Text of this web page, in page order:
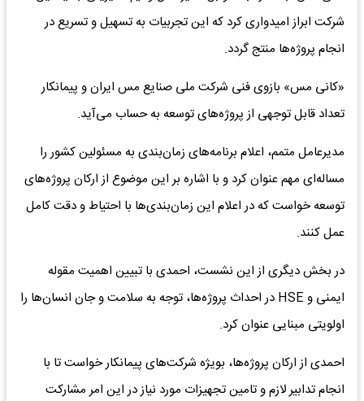
شرکت ابراز امیدواری کرد که این تجربیات به تسهیل و تسریع در
انجام پروژه‌ها منتج گردد.
«کانی مس» بازوی فنی شرکت ملی صنایع مس ایران و پیمانکار
تعداد قابل توجهی از پروژه‌های توسعه به حساب می‌آید.
مدیرعامل متمم، اعلام برنامه‌های زمان‌بندی به مسئولین کشور را
مساله‌ای مهم عنوان کرد و با اشاره بر این موضوع از ارکان پروژه‌های
توسعه خواست که در اعلام این زمان‌بندی‌ها با احتیاط و دقت کامل
عمل کنند.
در بخش دیگری از این نشست، احمدی با تبیین اهمیت مقوله
ایمنی و HSE در احداث پروژه‌ها، توجه به سلامت و جان انسان‌ها را
اولویتی مبنایی عنوان کرد.
احمدی از ارکان پروژه‌ها، بویژه شرکت‌های پیمانکار خواست تا با
انجام تدابیر لازم و تامین تجهیزات مورد نیاز در این امر مشارکت